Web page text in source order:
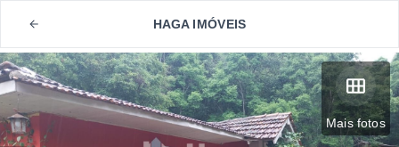
HAGA IMÓVEIS
Mais fotos